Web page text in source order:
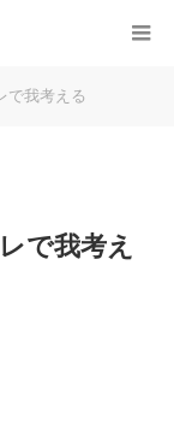
で我考える
で我考え